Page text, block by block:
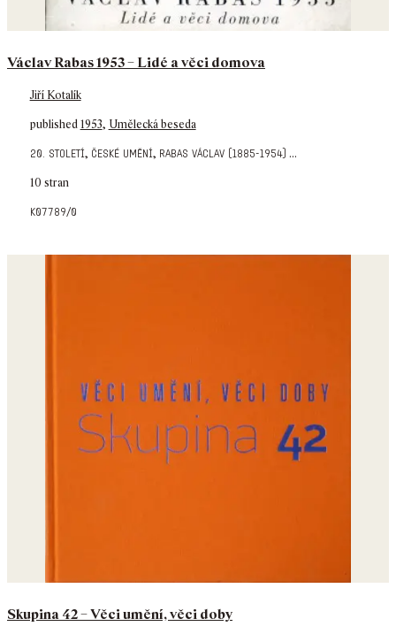
Václav Rabas 1953 – Lidé a věci domova
Jiří Kotalík
published 1953, Umělecká beseda
20. století, české umění, rabas václav (1885-1954) ...
10 stran
k07789/0
Skupina 42 – Věci umění, věci doby